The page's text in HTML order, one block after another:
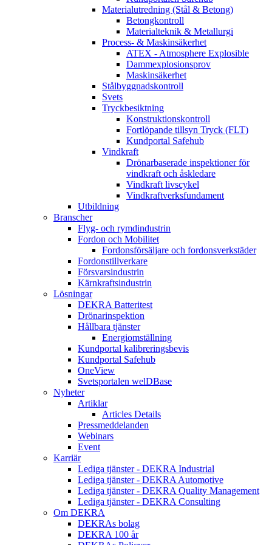
Materialutredning (Stål & Betong)
Betongkontroll
Materialteknik & Metallurgi
Process- & Maskinsäkerhet
ATEX - Atmosphere Explosible
Dammexplosionsprov
Maskinsäkerhet
Stålbyggnadskontroll
Svets
Tryckbesiktning
Konstruktionskontroll
Fortlöpande tillsyn Tryck (FLT)
Kundportal Safehub
Vindkraft
Drönarbaserade inspektioner för
vindkraft och åskledare
Vindkraft livscykel
Vindkraftverksfundament
Utbildning
Branscher
Flyg- och rymdindustrin
Fordon och Mobilitet
Fordonsförsäljare och fordonsverkstäder
Fordonstillverkare
Försvarsindustrin
Kärnkraftsindustrin
Lösningar
DEKRA Batteritest
Drönarinspektion
Hållbara tjänster
Energiomställning
Kundportal kalibreringsbevis
Kundportal Safehub
OneView
Svetsportalen welDBase
Nyheter
Artiklar
Articles Details
Pressmeddelanden
Webinars
Event
Karriär
Lediga tjänster - DEKRA Industrial
Lediga tjänster - DEKRA Automotive
Lediga tjänster - DEKRA Quality Management
Lediga tjänster - DEKRA Consulting
Om DEKRA
DEKRAs bolag
DEKRA 100 år